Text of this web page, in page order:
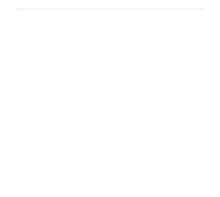
ітільки